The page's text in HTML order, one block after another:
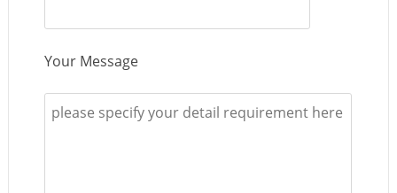
Your Message